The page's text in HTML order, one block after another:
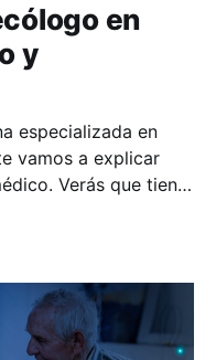
en
y
especializada en
vamos a explicar
Verás que tiene
órganos